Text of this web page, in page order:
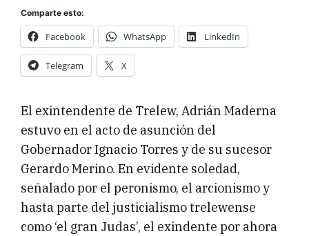
Comparte esto:
Facebook WhatsApp LinkedIn
Telegram X
El exintendente de Trelew, Adrián Maderna
estuvo en el acto de asunción del
Gobernador Ignacio Torres y de su sucesor
Gerardo Merino. En evidente soledad,
señalado por el peronismo, el arcionismo y
hasta parte del justicialismo trelewense
como ‘el gran Judas’, el exindente por ahora